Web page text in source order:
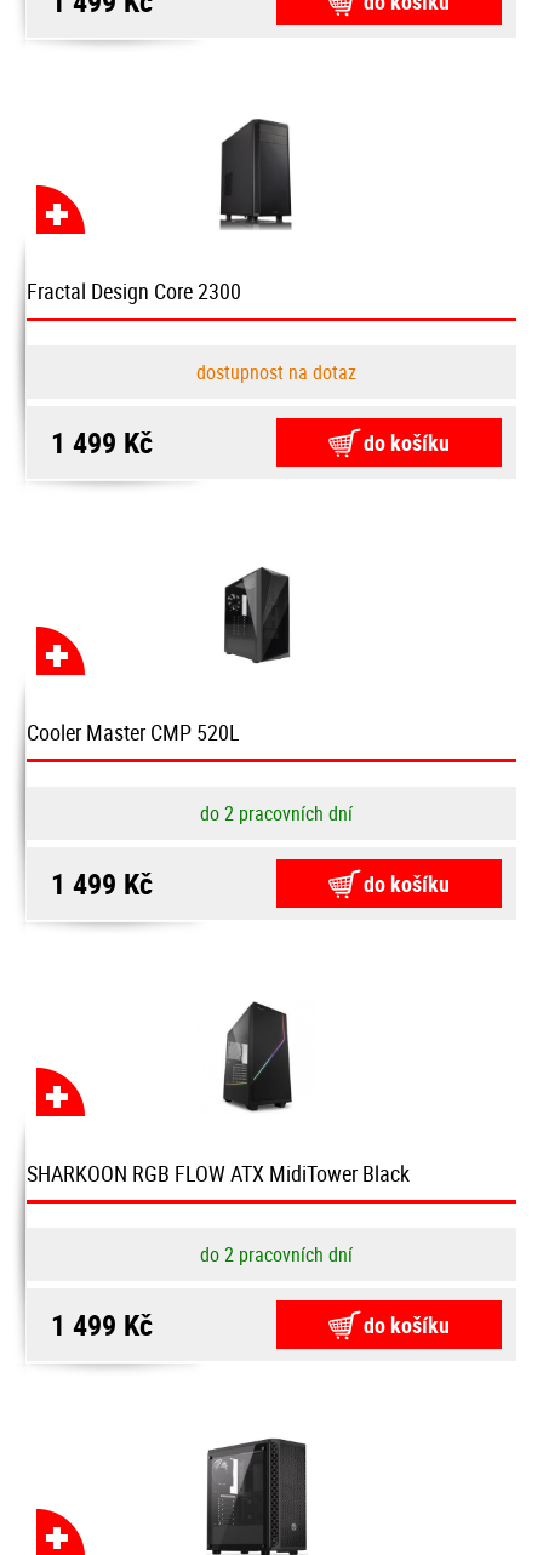
Fractal Design Core 2300
dostupnost na dotaz
1 499 Kč do košíku
Cooler Master CMP 520L
do 2 pracovních dní
1 499 Kč do košíku
SHARKOON RGB FLOW ATX MidiTower Black
do 2 pracovních dní
1 499 Kč do košíku